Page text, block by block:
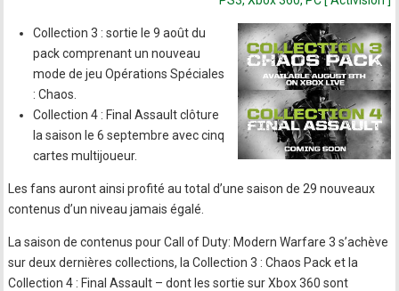
Collection 3 : sortie le 9 août du
pack comprenant un nouveau
mode de jeu Opérations Spéciales
: Chaos.
Collection 4 : Final Assault clôture
la saison le 6 septembre avec cinq
cartes multijoueur.
Les fans auront ainsi profité au total d’une saison de 29 nouveaux
contenus d’un niveau jamais égalé.
La saison de contenus pour Call of Duty: Modern Warfare 3 s’achève
sur deux dernières collections, la Collection 3 : Chaos Pack et la
Collection 4 : Final Assault – dont les sortie sur Xbox 360 sont